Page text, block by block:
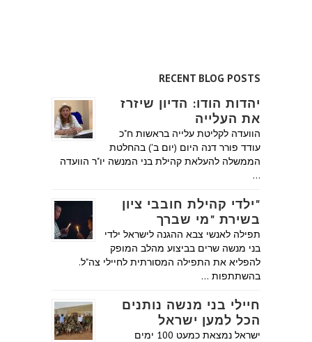
RECENT BLOG POSTS
יהדות הודו: הדיון שיזרז
את העלייה
הוועדה לקליטת עלייה בראשות ח"כ
עודד פורר דנה היום (יום ב') בהחלטת
הממשלה להעלאת קהילת בני המנשה יו"ר הוועדה
…
"ילדי קהילת חובבי ציון
בשירת "מי שברך
תפילה לאנשי צבא ההגנה לישראל ילדי
בני מנשה שרים בביצוע מהלב המופק
להפליא את התפילה המסורתית לחיילי צה"ל.
בהשתתפות …
חיילי בני מנשה נותנים
הכל למען ישראל
ישראל נמצאת כמעט 100 ימים